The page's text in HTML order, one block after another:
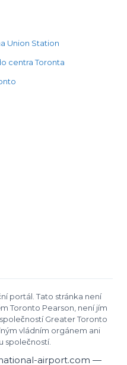
Union Station
centra Toronta
portál. Tato stránka není
Toronto Pearson, není jím
Greater Toronto
vládním orgánem ani
společností.
airport.com —